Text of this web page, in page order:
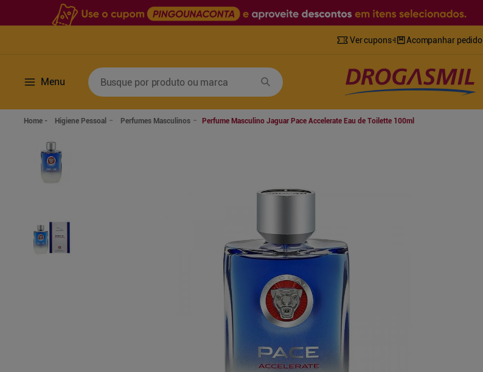
Ver cupons Acompanhar pedido
Menu
Busque por produto ou marca
Higiene Pessoal Perfumes Masculinos Perfume Masculino Jaguar Pace Accelerate Eau de Toilette 100ml
Termos mais buscados